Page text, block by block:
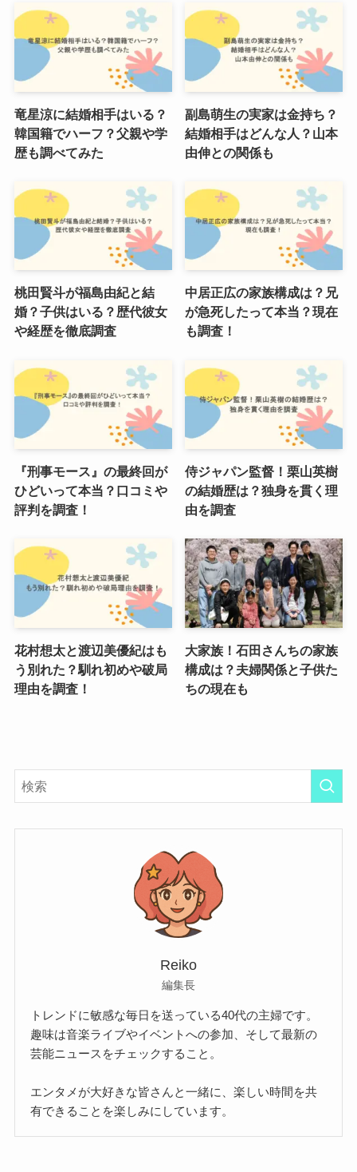
竜星涼に結婚相手はいる？
韓国籍でハーフ？父親や学
歴も調べてみた
副島萌生の実家は金持ち？
結婚相手はどんな人？山本
由伸との関係も
桃田賢斗が福島由紀と結
婚？子供はいる？歴代彼女
や経歴を徹底調査
中居正広の家族構成は？兄
が急死したって本当？現在
も調査！
『刑事モース』の最終回が
ひどいって本当？口コミや
評判を調査！
侍ジャパン監督！栗山英樹
の結婚歴は？独身を貫く理
由を調査
花村想太と渡辺美優紀はも
う別れた？馴れ初めや破局
理由を調査！
大家族！石田さんちの家族
構成は？夫婦関係と子供た
ちの現在も
Reiko
編集長
トレンドに敏感な毎日を送っている40代の主婦です。
趣味は音楽ライブやイベントへの参加、そして最新の
芸能ニュースをチェックすること。
エンタメが大好きな皆さんと一緒に、楽しい時間を共
有できることを楽しみにしています。